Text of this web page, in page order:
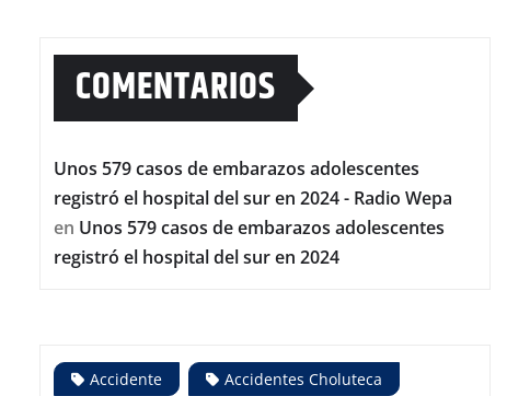
COMENTARIOS
Unos 579 casos de embarazos adolescentes
registró el hospital del sur en 2024 - Radio Wepa
en Unos 579 casos de embarazos adolescentes
registró el hospital del sur en 2024
Accidente
Accidentes Choluteca